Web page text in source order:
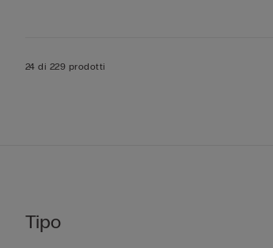
24 di 229 prodotti
Tipo